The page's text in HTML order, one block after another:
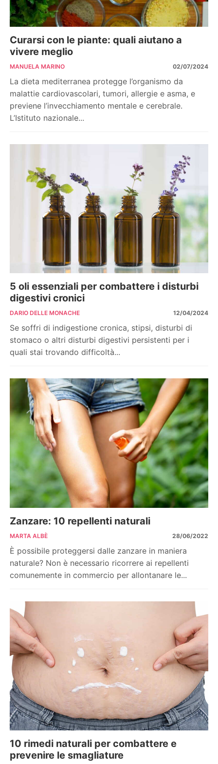
Curarsi con le piante: quali aiutano a
vivere meglio
MANUELA MARINO 02/07/2024
La dieta mediterranea protegge l’organismo da
malattie cardiovascolari, tumori, allergie e asma, e
previene l’invecchiamento mentale e cerebrale.
L’Istituto nazionale...
5 oli essenziali per combattere i disturbi
digestivi cronici
DARIO DELLE MONACHE 12/04/2024
Se soffri di indigestione cronica, stipsi, disturbi di
stomaco o altri disturbi digestivi persistenti per i
quali stai trovando difficoltà...
Zanzare: 10 repellenti naturali
MARTA ALBÈ 28/06/2022
È possibile proteggersi dalle zanzare in maniera
naturale? Non è necessario ricorrere ai repellenti
comunemente in commercio per allontanare le...
10 rimedi naturali per combattere e
prevenire le smagliature